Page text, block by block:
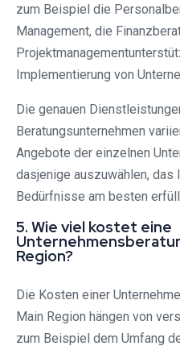
zum Beispiel die
Management, die
Implementierung von
Die genauen
Beratungsunternehmen
Angebote der einzelnen
dasjenige auszuwählen,
Bedürfnisse am besten
5. Wie viel kostet eine
Region?
Die Kosten einer
Main Region hängen von
zum Beispiel dem Umfang